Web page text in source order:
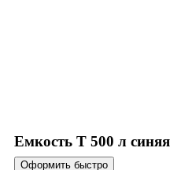
Емкость T 500 л синяя
Оформить быстро